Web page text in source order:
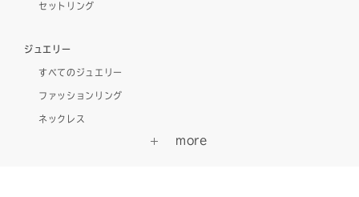
セットリング
ジュエリー
すべてのジュエリー
ファッションリング
ネックレス